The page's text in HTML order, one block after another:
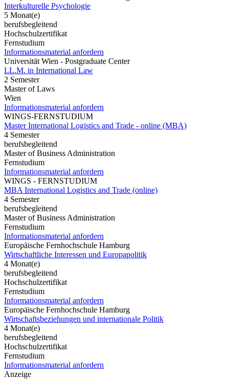
Interkulturelle Psychologie
5 Monat(e)
berufsbegleitend
Hochschulzertifikat
Fernstudium
Informationsmaterial anfordern
Universität Wien - Postgraduate Center
LL.M. in International Law
2 Semester
Master of Laws
Wien
Informationsmaterial anfordern
WINGS-FERNSTUDIUM
Master International Logistics and Trade - online (MBA)
4 Semester
berufsbegleitend
Master of Business Administration
Fernstudium
Informationsmaterial anfordern
WINGS - FERNSTUDIUM
MBA International Logistics and Trade (online)
4 Semester
berufsbegleitend
Master of Business Administration
Fernstudium
Informationsmaterial anfordern
Europäische Fernhochschule Hamburg
Wirtschaftliche Interessen und Europapolitik
4 Monat(e)
berufsbegleitend
Hochschulzertifikat
Fernstudium
Informationsmaterial anfordern
Europäische Fernhochschule Hamburg
Wirtschaftsbeziehungen und internationale Politik
4 Monat(e)
berufsbegleitend
Hochschulzertifikat
Fernstudium
Informationsmaterial anfordern
Anzeige